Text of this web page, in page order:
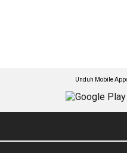
Unduh Mobile